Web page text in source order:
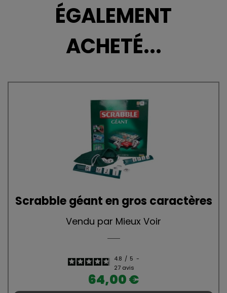
ÉGALEMENT
ACHETÉ...
Scrabble géant en gros caractères
Vendu par Mieux Voir
4.8 / 5 -
27 avis
Prix
64,00 €